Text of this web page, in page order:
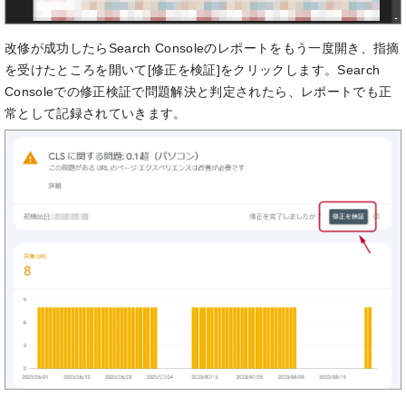
改修が成功したらSearch Consoleのレポートをもう一度開き、指摘
を受けたところを開いて[修正を検証]をクリックします。Search
Consoleでの修正検証で問題解決と判定されたら、レポートでも正
常として記録されていきます。